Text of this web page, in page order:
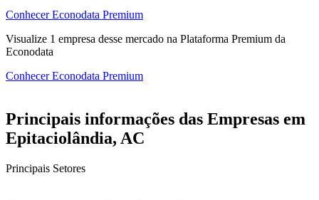
Conhecer Econodata Premium
Visualize 1 empresa desse mercado na Plataforma Premium da
Econodata
Conhecer Econodata Premium
Principais informações das Empresas em
Epitaciolândia, AC
Principais Setores